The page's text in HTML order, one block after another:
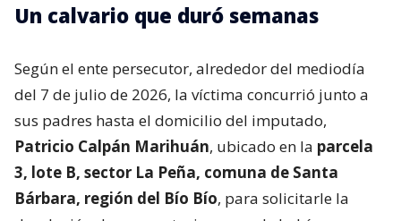
Un calvario que duró semanas
Según el ente persecutor, alrededor del mediodía
del 7 de julio de 2026, la víctima concurrió junto a
sus padres hasta el domicilio del imputado,
Patricio Calpán Marihuán, ubicado en la parcela
3, lote B, sector La Peña, comuna de Santa
Bárbara, región del Bío Bío, para solicitarle la